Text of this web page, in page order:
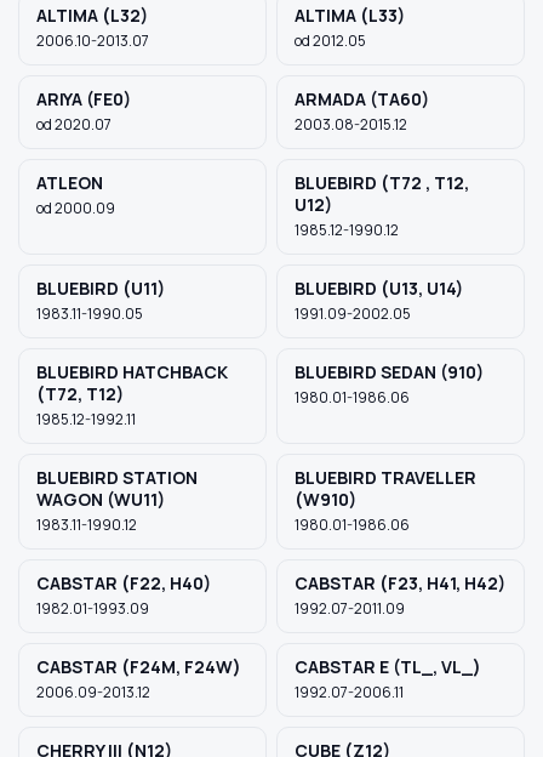
ALTIMA (L32)
2006.10-2013.07
ALTIMA (L33)
od 2012.05
ARIYA (FE0)
od 2020.07
ARMADA (TA60)
2003.08-2015.12
ATLEON
od 2000.09
BLUEBIRD (T72 , T12,
U12)
1985.12-1990.12
BLUEBIRD (U11)
1983.11-1990.05
BLUEBIRD (U13, U14)
1991.09-2002.05
BLUEBIRD HATCHBACK
(T72, T12)
1985.12-1992.11
BLUEBIRD SEDAN (910)
1980.01-1986.06
BLUEBIRD STATION
WAGON (WU11)
1983.11-1990.12
BLUEBIRD TRAVELLER
(W910)
1980.01-1986.06
CABSTAR (F22, H40)
1982.01-1993.09
CABSTAR (F23, H41, H42)
1992.07-2011.09
CABSTAR (F24M, F24W)
2006.09-2013.12
CABSTAR E (TL_, VL_)
1992.07-2006.11
CHERRY III (N12) CUBE (Z12)